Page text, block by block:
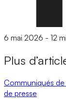
6 mai 2026 - 12
Plus
Communiqués de
de presse